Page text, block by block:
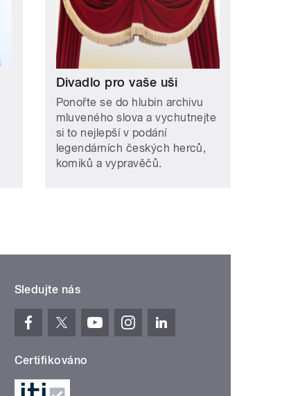
Divadlo pro vaše uši
Ponořte se do hlubin archivu
mluveného slova a vychutnejte
si to nejlepší v podání
legendárních českých herců,
komiků a vypravěčů.
Sledujte nás
Certifikováno